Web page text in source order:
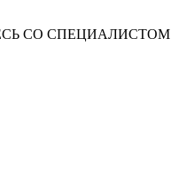
СО СПЕЦИАЛИСТОМ